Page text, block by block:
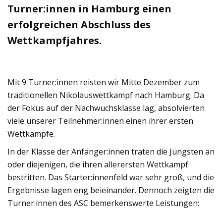
Turner:innen in Hamburg einen
erfolgreichen Abschluss des
Wettkampfjahres.
Mit 9 Turner:innen reisten wir Mitte Dezember zum
traditionellen Nikolauswettkampf nach Hamburg. Da
der Fokus auf der Nachwuchsklasse lag, absolvierten
viele unserer Teilnehmer:innen einen ihrer ersten
Wettkämpfe.
In der Klasse der Anfänger:innen traten die Jüngsten an
oder diejenigen, die ihren allerersten Wettkampf
bestritten. Das Starter:innenfeld war sehr groß, und die
Ergebnisse lagen eng beieinander. Dennoch zeigten die
Turner:innen des ASC bemerkenswerte Leistungen: